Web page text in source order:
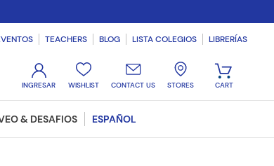
TEACHERS BLOG LISTA COLEGIOS LIBRERÍAS
WISHLIST CONTACT US STORES
& DESAFIOS ESPAÑOL